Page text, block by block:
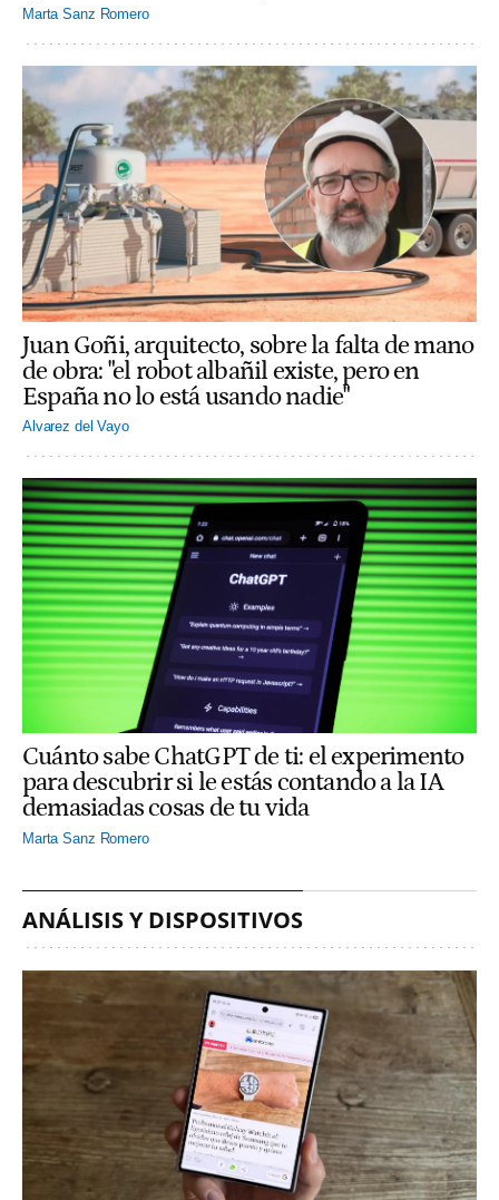
Marta Sanz Romero
Juan Goñi, arquitecto, sobre la falta de mano
de obra: "el robot albañil existe, pero en
España no lo está usando nadie"
Alvarez del Vayo
Cuánto sabe ChatGPT de ti: el experimento
para descubrir si le estás contando a la IA
demasiadas cosas de tu vida
Marta Sanz Romero
ANÁLISIS Y DISPOSITIVOS